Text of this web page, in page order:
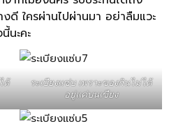
ดี ใครผ่านไปผ่านมา อย่าลืมแวะ
นะคะ
ด้
ระเบียงเเซ่บ เพราะของกินไม่ได้
อยู่แค่บนเขียง